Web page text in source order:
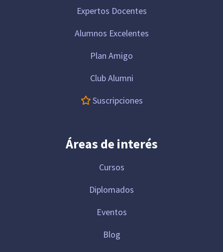
Expertos Docentes
Alumnos Excelentes
Plan Amigo
Club Alumni
Suscripciones
Áreas de interés
Cursos
Diplomados
Eventos
Blog